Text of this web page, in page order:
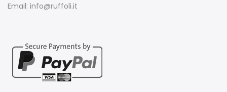
Email: info@ruffoli.it